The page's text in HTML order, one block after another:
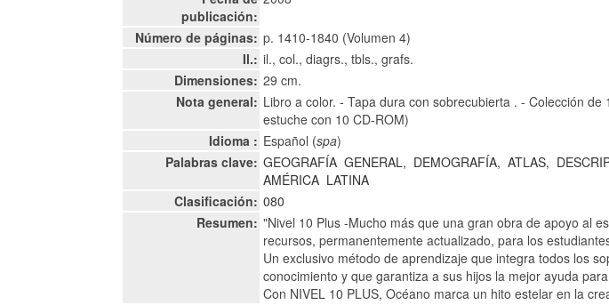
publicación:
Número de páginas: p. 1410-1840 (Volumen 4)
Il.: il., col., diagrs., tbls., grafs.
Dimensiones: 29 cm.
Nota general: Libro a color. - Tapa dura con sobrecubierta . - Colección
estuche con 10 CD-ROM)
Idioma : Español (spa)
Palabras clave: GEOGRAFÍA GENERAL, DEMOGRAFÍA, ATLAS,
AMÉRICA LATINA
Clasificación: 080
Resumen: "Nivel 10 Plus -Mucho más que una gran obra de apoyo al
recursos, permanentemente actualizado, para los
Un exclusivo método de aprendizaje que integra todos los
conocimiento y que garantiza a sus hijos la mejor ayuda
Con NIVEL 10 PLUS, Océano marca un hito estelar en la